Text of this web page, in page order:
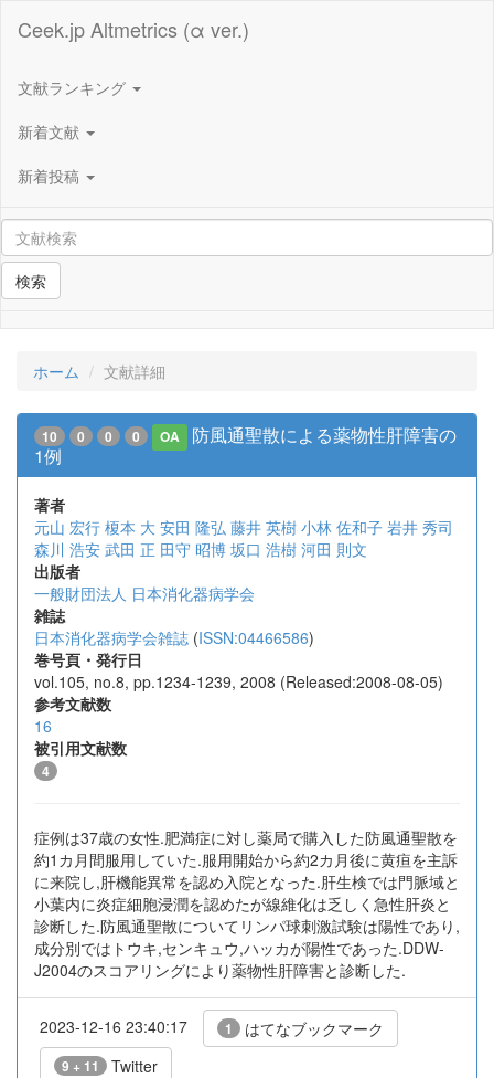
Ceek.jp Altmetrics (α ver.)
文献ランキング
新着文献
新着投稿
検索
ホーム 文献詳細
10 0 0 0 OA
防風通聖散による薬物性肝障害の
1例
著者
元山 宏行 榎本 大 安田 隆弘 藤井 英樹 小林 佐和子 岩井 秀司
森川 浩安 武田 正 田守 昭博 坂口 浩樹 河田 則文
出版者
一般財団法人 日本消化器病学会
雑誌
日本消化器病学会雑誌 (ISSN:04466586)
巻号頁・発行日
vol.105, no.8, pp.1234-1239, 2008 (Released:2008-08-05)
参考文献数
16
被引用文献数
4
症例は37歳の女性.肥満症に対し薬局で購入した防風通聖散を
約1カ月間服用していた.服用開始から約2カ月後に黄疸を主訴
に来院し,肝機能異常を認め入院となった.肝生検では門脈域と
小葉内に炎症細胞浸潤を認めたが線維化は乏しく急性肝炎と
診断した.防風通聖散についてリンパ球刺激試験は陽性であり,
成分別ではトウキ,センキュウ,ハッカが陽性であった.DDW-
J2004のスコアリングにより薬物性肝障害と診断した.
2023-12-16 23:40:17 1 はてなブックマーク
9 + 11 Twitter